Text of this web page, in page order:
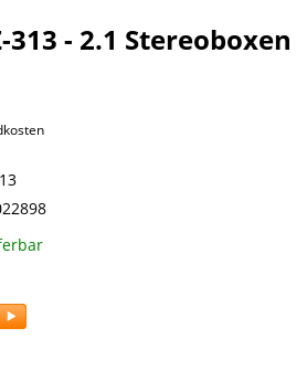
313 - 2.1 Stereoboxen